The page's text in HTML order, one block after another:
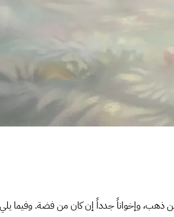
ذهب، وإخواناً جدداً إن كان من فضة. وفيما